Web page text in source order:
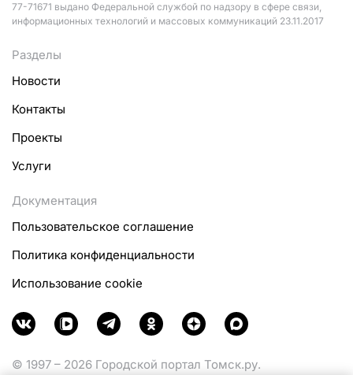
77-71671 выдано Федеральной службой по надзору в сфере связи,
информационных технологий и массовых коммуникаций 23.11.2017
Разделы
Новости
Контакты
Проекты
Услуги
Документация
Пользовательское соглашение
Политика конфиденциальности
Использование cookie
© 1997 – 2026 Городской портал Томск.ру.